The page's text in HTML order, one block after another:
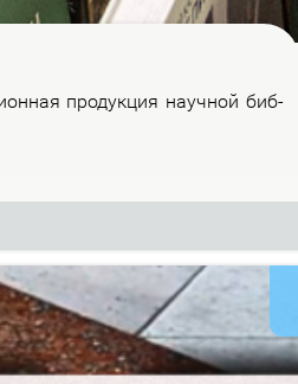
про­дук­ция на­уч­ной биб­